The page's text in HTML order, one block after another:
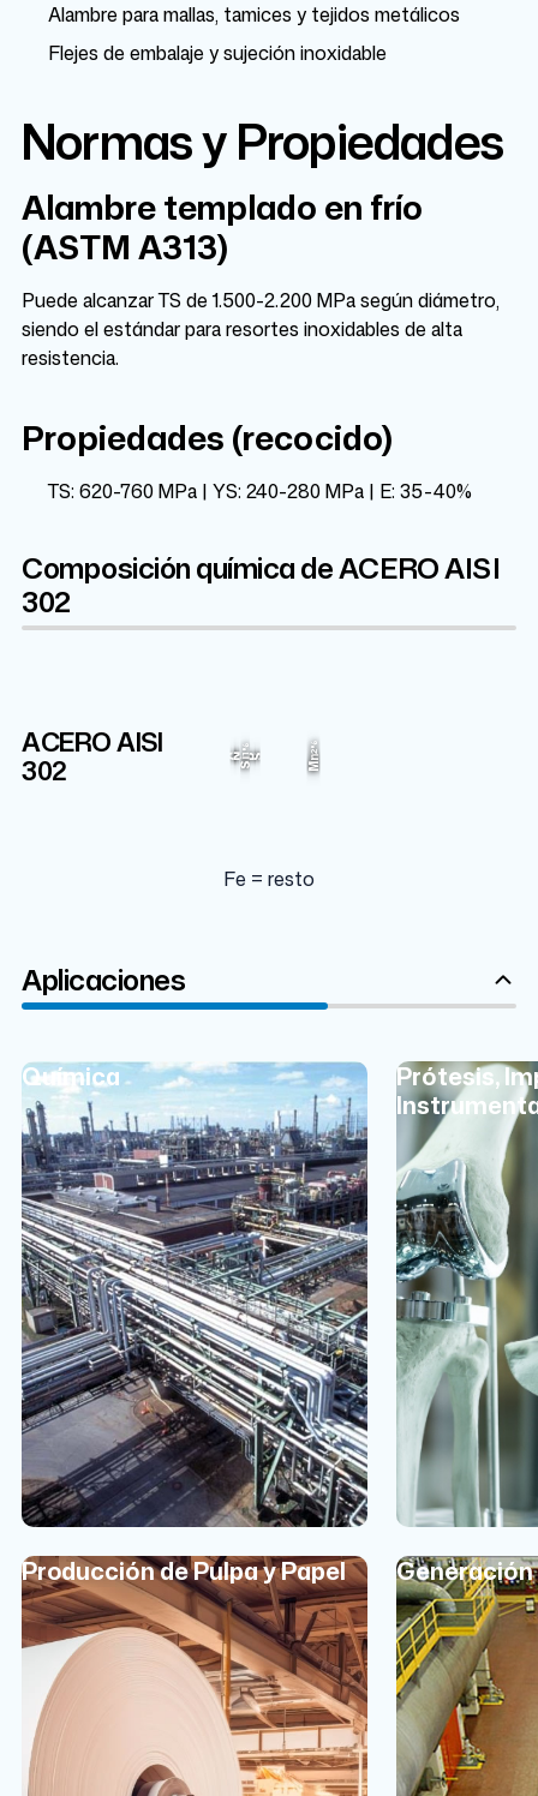
Alambre para mallas, tamices y tejidos metálicos
Flejes de embalaje y sujeción inoxidable
Normas y Propiedades
Alambre templado en frío
(ASTM A313)
Puede alcanzar TS de 1.500-2.200 MPa según diámetro,
siendo el estándar para resortes inoxidables de alta
resistencia.
Propiedades (recocido)
TS: 620-760 MPa | YS: 240-280 MPa | E: 35-40%
Composición química de ACERO AISI
302
ACERO AISI
302 C
N
Si
1%P
S Mn
2%
Fe = resto
Aplicaciones
Química
Prótesis,
Producción de Pulpa y Papel